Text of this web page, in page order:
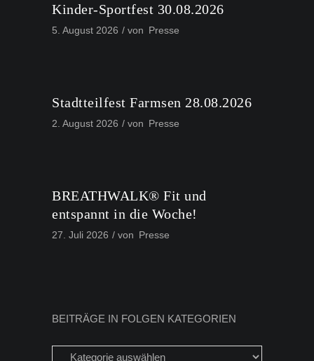
Kinder-Sportfest 30.08.2026
5. August 2026 von Presse
Stadtteilfest Farmsen 28.08.2026
2. August 2026 von Presse
BREATHWALK® Fit und
entspannt in die Woche!
27. Juli 2026 von Presse
BEITRÄGE IN FOLGEN KATEGORIEN
Beiträge